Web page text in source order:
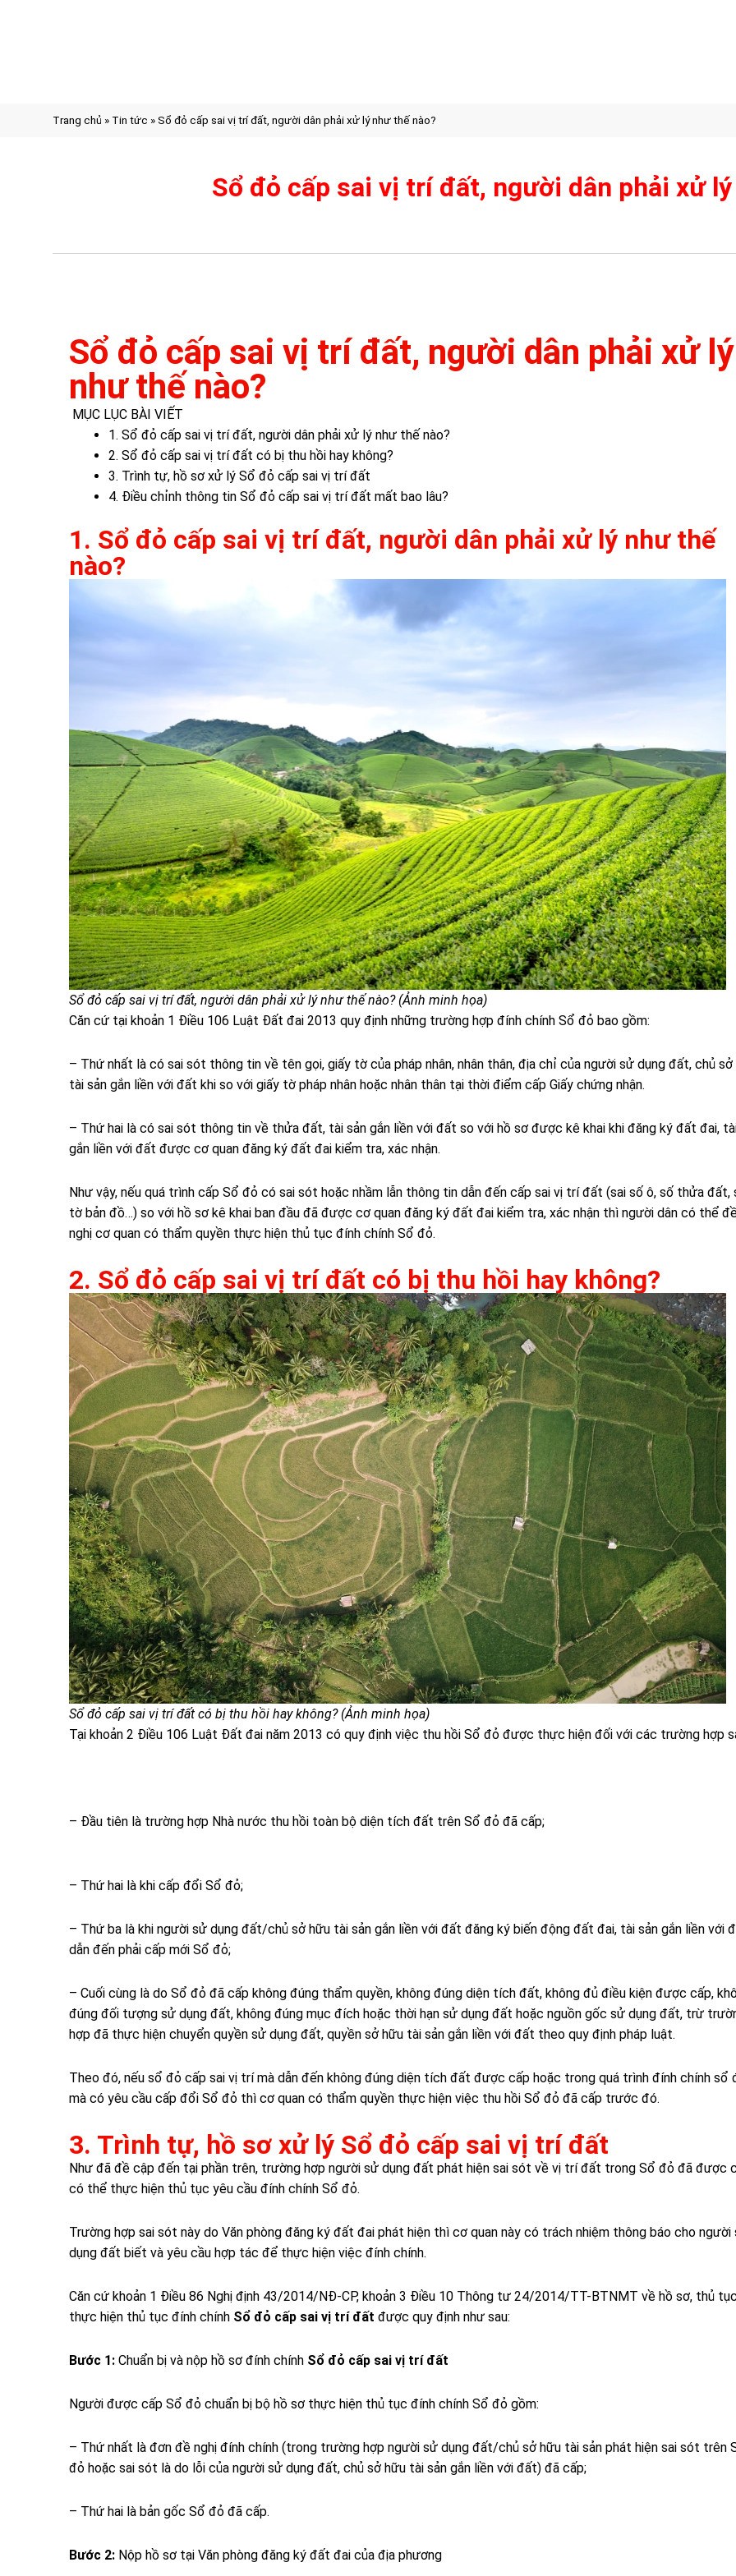
Trang chủ » Tin tức »Sổ đỏ cấp sai vị trí đất, người dân phải xử lý như thế nào?
Sổ đỏ cấp sai vị trí đất, người dân phải xử
Sổ đỏ cấp sai vị trí đất, người dân phải xử lý
như thế nào?
MỤC LỤC BÀI VIẾT
1. Sổ đỏ cấp sai vị trí đất, người dân phải xử lý như thế nào?
2. Sổ đỏ cấp sai vị trí đất có bị thu hồi hay không?
3. Trình tự, hồ sơ xử lý Sổ đỏ cấp sai vị trí đất
4. Điều chỉnh thông tin Sổ đỏ cấp sai vị trí đất mất bao lâu?
1. Sổ đỏ cấp sai vị trí đất, người dân phải xử lý như thế
nào?
Sổ đỏ cấp sai vị trí đất, người dân phải xử lý như thế nào? (Ảnh minh họa)
Căn cứ tại khoản 1 Điều 106 Luật Đất đai 2013 quy định những trường hợp đính chính Sổ đỏ bao gồm:
– Thứ nhất là có sai sót thông tin về tên gọi, giấy tờ của pháp nhân, nhân thân, địa chỉ của người sử dụng đất, chủ sở
tài sản gắn liền với đất khi so với giấy tờ pháp nhân hoặc nhân thân tại thời điểm cấp Giấy chứng nhận.
– Thứ hai là có sai sót thông tin về thửa đất, tài sản gắn liền với đất so với hồ sơ được kê khai khi đăng ký đất đai,
gắn liền với đất được cơ quan đăng ký đất đai kiểm tra, xác nhận.
Như vậy, nếu quá trình cấp Sổ đỏ có sai sót hoặc nhầm lẫn thông tin dẫn đến cấp sai vị trí đất (sai số ô, số thửa đất,
tờ bản đồ…) so với hồ sơ kê khai ban đầu đã được cơ quan đăng ký đất đai kiểm tra, xác nhận thì người dân có thể
nghị cơ quan có thẩm quyền thực hiện thủ tục đính chính Sổ đỏ.
2. Sổ đỏ cấp sai vị trí đất có bị thu hồi hay không?
Sổ đỏ cấp sai vị trí đất có bị thu hồi hay không? (Ảnh minh họa)
Tại khoản 2 Điều 106 Luật Đất đai năm 2013 có quy định việc thu hồi Sổ đỏ được thực hiện đối với các trường hợp
– Đầu tiên là trường hợp Nhà nước thu hồi toàn bộ diện tích đất trên Sổ đỏ đã cấp;
– Thứ hai là khi cấp đổi Sổ đỏ;
– Thứ ba là khi người sử dụng đất/chủ sở hữu tài sản gắn liền với đất đăng ký biến động đất đai, tài sản gắn liền với
dẫn đến phải cấp mới Sổ đỏ;
– Cuối cùng là do Sổ đỏ đã cấp không đúng thẩm quyền, không đúng diện tích đất, không đủ điều kiện được cấp,
đúng đối tượng sử dụng đất, không đúng mục đích hoặc thời hạn sử dụng đất hoặc nguồn gốc sử dụng đất, trừ
hợp đã thực hiện chuyển quyền sử dụng đất, quyền sở hữu tài sản gắn liền với đất theo quy định pháp luật.
Theo đó, nếu sổ đỏ cấp sai vị trí mà dẫn đến không đúng diện tích đất được cấp hoặc trong quá trình đính chính sổ
mà có yêu cầu cấp đổi Sổ đỏ thì cơ quan có thẩm quyền thực hiện việc thu hồi Sổ đỏ đã cấp trước đó.
3. Trình tự, hồ sơ xử lý Sổ đỏ cấp sai vị trí đất
Như đã đề cập đến tại phần trên, trường hợp người sử dụng đất phát hiện sai sót về vị trí đất trong Sổ đỏ đã được
có thể thực hiện thủ tục yêu cầu đính chính Sổ đỏ.
Trường hợp sai sót này do Văn phòng đăng ký đất đai phát hiện thì cơ quan này có trách nhiệm thông báo cho người
dụng đất biết và yêu cầu hợp tác để thực hiện việc đính chính.
Căn cứ khoản 1 Điều 86 Nghị định 43/2014/NĐ-CP, khoản 3 Điều 10 Thông tư 24/2014/TT-BTNMT về hồ sơ, thủ tục
thực hiện thủ tục đính chính Sổ đỏ cấp sai vị trí đất được quy định như sau:
Bước 1: Chuẩn bị và nộp hồ sơ đính chính Sổ đỏ cấp sai vị trí đất
Người được cấp Sổ đỏ chuẩn bị bộ hồ sơ thực hiện thủ tục đính chính Sổ đỏ gồm:
– Thứ nhất là đơn đề nghị đính chính (trong trường hợp người sử dụng đất/chủ sở hữu tài sản phát hiện sai sót trên
đỏ hoặc sai sót là do lỗi của người sử dụng đất, chủ sở hữu tài sản gắn liền với đất) đã cấp;
– Thứ hai là bản gốc Sổ đỏ đã cấp.
Bước 2: Nộp hồ sơ tại Văn phòng đăng ký đất đai của địa phương